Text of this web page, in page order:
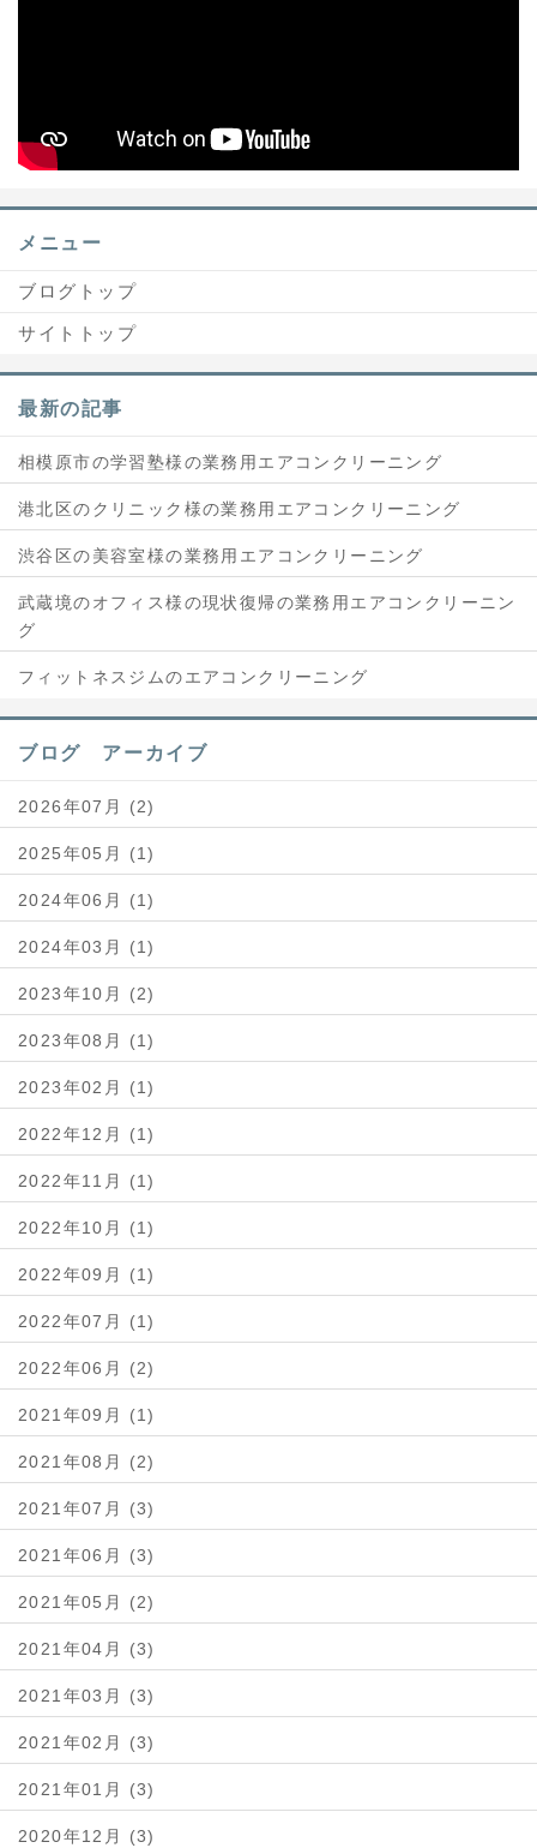
メニュー
ブログトップ
サイトトップ
最新の記事
相模原市の学習塾様の業務用エアコンクリーニング
港北区のクリニック様の業務用エアコンクリーニング
渋谷区の美容室様の業務用エアコンクリーニング
武蔵境のオフィス様の現状復帰の業務用エアコンクリーニン
グ
フィットネスジムのエアコンクリーニング
ブログ アーカイブ
2026年07月 (2)
2025年05月 (1)
2024年06月 (1)
2024年03月 (1)
2023年10月 (2)
2023年08月 (1)
2023年02月 (1)
2022年12月 (1)
2022年11月 (1)
2022年10月 (1)
2022年09月 (1)
2022年07月 (1)
2022年06月 (2)
2021年09月 (1)
2021年08月 (2)
2021年07月 (3)
2021年06月 (3)
2021年05月 (2)
2021年04月 (3)
2021年03月 (3)
2021年02月 (3)
2021年01月 (3)
2020年12月 (3)